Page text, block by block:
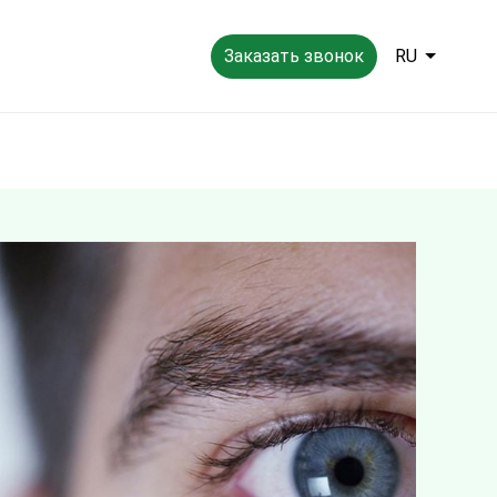
Заказать звонок RU